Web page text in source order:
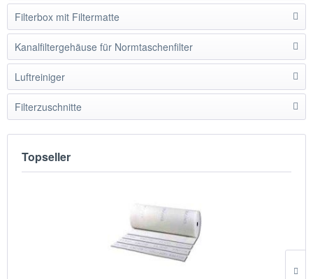
Filterbox mit Filtermatte
Kanalfiltergehäuse für Normtaschenfilter
Luftreiniger
Filterzuschnitte
Topseller